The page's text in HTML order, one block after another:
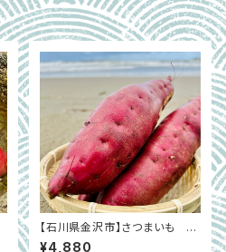
【石川県金沢市】さつまいも 加
賀野菜『大徳金時』優規格Mサイ
¥4,880